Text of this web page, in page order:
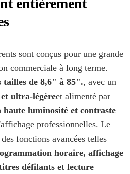
entièrement
sont conçus pour une grande
commerciale à long terme.
tailles de 8,6" à 85"., avec un
ultra-légèreet alimenté par
luminosité et contraste
professionnelles. Le
fonctions avancées telles
horaire, affichage
défilants et lecture